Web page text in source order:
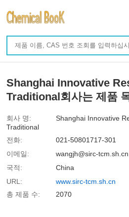
Shanghai Innovative
Traditional회사는 제품
회사 명:
Shanghai Innovative
Traditional
전화:
021-50801717-301
이메일:
wangjh@sirc-tcm.sh.cn
국적:
China
URL:
www.sirc-tcm.sh.cn
총 제품 수:
2070